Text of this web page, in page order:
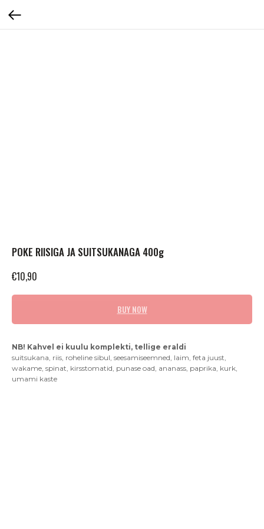
POKE RIISIGA JA SUITSUKANAGA 400g
€10,90
BUY NOW
NB! Kahvel ei kuulu komplekti, tellige eraldi
suitsukana, riis, roheline sibul, seesamiseemned, laim, feta juust,
wakame, spinat, kirsstomatid, punase oad, ananass, paprika, kurk,
umami kaste